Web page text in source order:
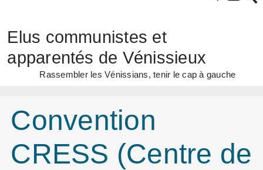
Elus communistes et
apparentés de Vénissieux
Rassembler les Vénissians, tenir le cap à gauche
Convention
CRESS (Centre de